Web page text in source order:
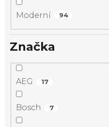
Moderní 94
Značka
AEG 17
Bosch 7